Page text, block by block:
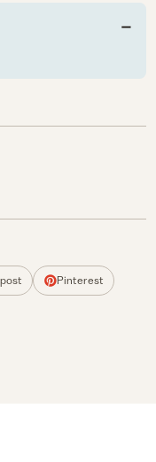
Pinterest